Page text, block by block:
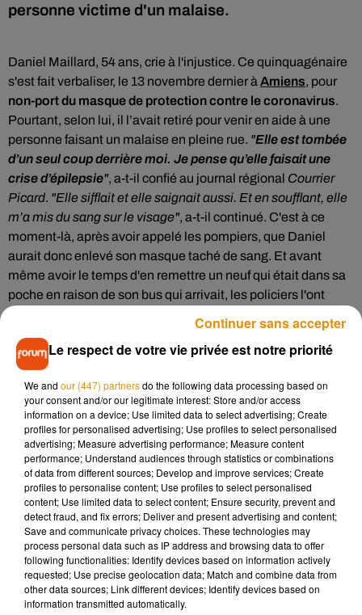
personne victime d'un malaise.
Daniel Maillard, 54 ans, crie à l'injustice. Ce quinquagénaire
s'est fait verbaliser, le 13 novembre dernier à Amiens, pour
non-port du masque de protection contre le coronavirus.
Pourtant, selon lui, il l’avait retiré pour venir en aide à une
personne faisant un malaise en pleine rue. "Elle est tombée
d’un seul coup derrière moi. Je pense qu’elle faisait une
crise d’épilepsie", a-t-il confié au journal régional Courrier
Picard. "Elle sifflait et elle saignait aussi. Et en soufflant, elle
m’a mis du sang sur le visage", a-t-il continué. C'est à ce
moment-là, après avoir appelé les pompiers, que Daniel
aurait donc enlevé son masque taché de sang. Et avant
même avoir le temps d'en remettre un neuf qui était dans sa
poche en raison de son bus qui arrivait, les policiers l'ont
", a-t-il
avancé.Il a malgré tout écopé d'une amende de 135 euros
Des justifications non entendues
"J’ai tout expliqué. Je leur ai montré les pompiers, mais ils ne
me croyaient pas", a ensuite confié Daniel qui s'est rendu au
poste de police pour tenter de donner sa version des faits.
Sans emploi, le quinquagénaire est aujourd'hui dans
l’impossibilité de payer son amende. Soutenu parl’Union
départementale des associations familiales (UDAF)
et ne
pouvant manger qu’une fois par jour, il compte se rendre une
nouvelle fois au commissariat pour plaider sa cause et pour
qu'on l'aide à rédiger une lettre de justification aux autorités
compétentes.
Le respect de votre vie privée est notre priorité
We and our (447) partnersdo the following data processing based on
your consent and/or our legitimate interest: Store and/or access
information on a device; Use limited data to select advertising; Create
profiles for personalised advertising; Use profiles to select personalised
advertising; Measure advertising performance; Measure content
performance; Understand audiences through statistics or combinations
of data from different sources; Develop and improve services; Create
profiles to personalise content; Use profiles to select personalised
content; Use limited data to select content; Ensure security, prevent and
detect fraud, and fix errors; Deliver and present advertising and content;
Save and communicate privacy choices. These technologies may
process personal data such as IP address and browsing data to offer
following functionalities: Identify devices based on information actively
requested; Use precise geolocation data; Match and combine data from
other data sources; Link different devices; Identify devices based on
information transmitted automatically.
Continuer sans accepter